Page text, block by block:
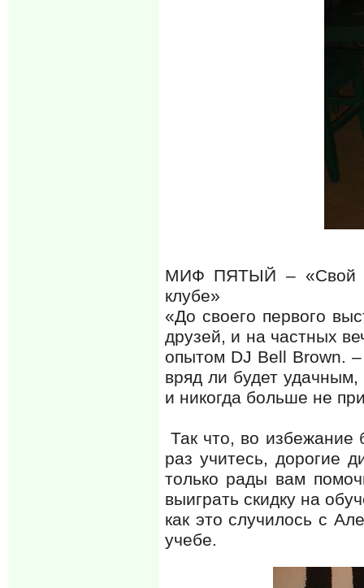
МИФ ПЯТЫЙ – «Свой
клубе»
«До своего первого
друзей, и на частных
опытом DJ Bell Brown.
вряд ли будет
и никогда больше не
Так что, во избежание
раз учитесь, дорогие
только рады вам
выиграть скидку на
как это случилось с
учебе.